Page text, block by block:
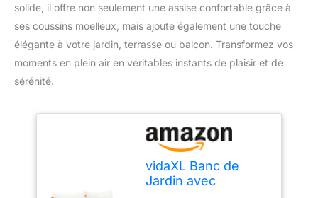
solide, il offre non seulement une assise confortable grâce à
ses coussins moelleux, mais ajoute également une touche
élégante à votre jardin, terrasse ou balcon. Transformez vos
moments en plein air en véritables instants de plaisir et de
sérénité.
vidaXL Banc de
Jardin avec